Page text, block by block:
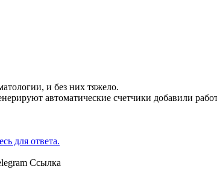
и без них тяжело.
автоматические счетчики добавили
для ответа.
Ссылка